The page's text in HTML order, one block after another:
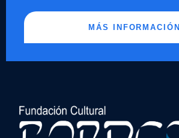
MÁS INFORMACIÓN